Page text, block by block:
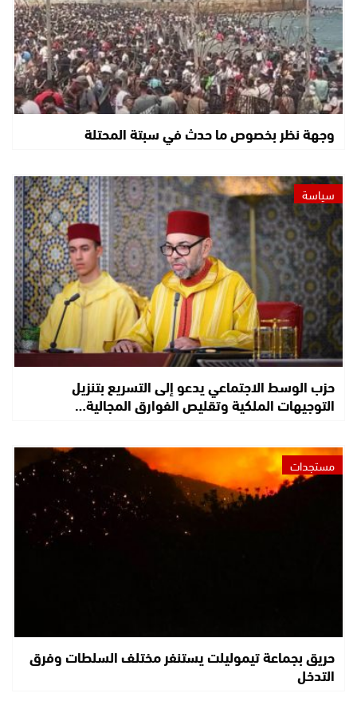
وجهة نظر بخصوص ما حدث في سبتة المحتلة
سياسة
حزب الوسط الاجتماعي يدعو إلى التسريع بتنزيل
التوجيهات الملكية وتقليص الفوارق المجالية…
مستجدات
حريق بجماعة تيموليلت يستنفر مختلف السلطات وفرق
التدخل